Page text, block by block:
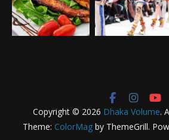
Copyright © 2026 Dhaka Volume.
Theme: ColorMag by ThemeGrill.